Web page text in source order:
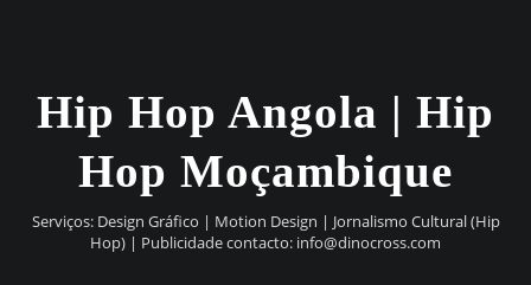
Hip Hop Angola | Hip
Hop Moçambique
Serviços: Design Gráfico | Motion Design | Jornalismo Cultural (Hip
Hop) | Publicidade contacto: info@dinocross.com